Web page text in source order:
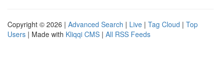
Copyright © 2026 | Advanced Search | Live | Tag Cloud | Top
Users | Made with Kliqqi CMS | All RSS Feeds